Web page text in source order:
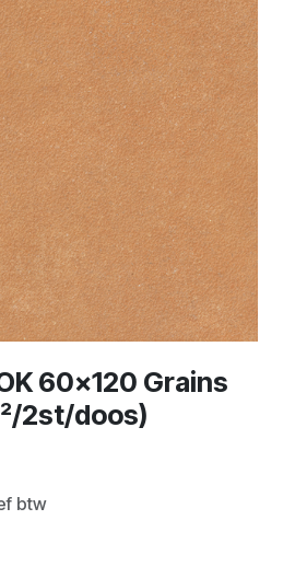
60x120 Grains
2st/doos)
btw